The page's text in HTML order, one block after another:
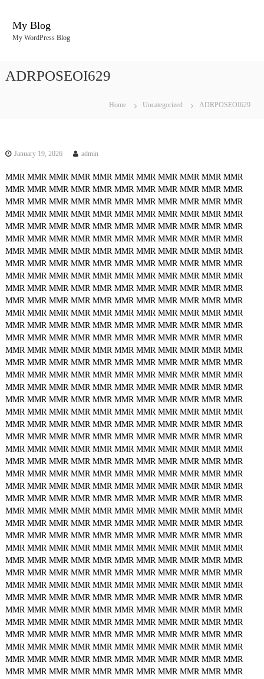
My Blog
My WordPress Blog
ADRPOSEOI629
Home Uncategorized ADRPOSEOI629
January 19, 2026 admin
MMR MMR MMR MMR MMR MMR MMR MMR MMR MMR MMR
MMR MMR MMR MMR MMR MMR MMR MMR MMR MMR MMR
MMR MMR MMR MMR MMR MMR MMR MMR MMR MMR MMR
MMR MMR MMR MMR MMR MMR MMR MMR MMR MMR MMR
MMR MMR MMR MMR MMR MMR MMR MMR MMR MMR MMR
MMR MMR MMR MMR MMR MMR MMR MMR MMR MMR MMR
MMR MMR MMR MMR MMR MMR MMR MMR MMR MMR MMR
MMR MMR MMR MMR MMR MMR MMR MMR MMR MMR MMR
MMR MMR MMR MMR MMR MMR MMR MMR MMR MMR MMR
MMR MMR MMR MMR MMR MMR MMR MMR MMR MMR MMR
MMR MMR MMR MMR MMR MMR MMR MMR MMR MMR MMR
MMR MMR MMR MMR MMR MMR MMR MMR MMR MMR MMR
MMR MMR MMR MMR MMR MMR MMR MMR MMR MMR MMR
MMR MMR MMR MMR MMR MMR MMR MMR MMR MMR MMR
MMR MMR MMR MMR MMR MMR MMR MMR MMR MMR MMR
MMR MMR MMR MMR MMR MMR MMR MMR MMR MMR MMR
MMR MMR MMR MMR MMR MMR MMR MMR MMR MMR MMR
MMR MMR MMR MMR MMR MMR MMR MMR MMR MMR MMR
MMR MMR MMR MMR MMR MMR MMR MMR MMR MMR MMR
MMR MMR MMR MMR MMR MMR MMR MMR MMR MMR MMR
MMR MMR MMR MMR MMR MMR MMR MMR MMR MMR MMR
MMR MMR MMR MMR MMR MMR MMR MMR MMR MMR MMR
MMR MMR MMR MMR MMR MMR MMR MMR MMR MMR MMR
MMR MMR MMR MMR MMR MMR MMR MMR MMR MMR MMR
MMR MMR MMR MMR MMR MMR MMR MMR MMR MMR MMR
MMR MMR MMR MMR MMR MMR MMR MMR MMR MMR MMR
MMR MMR MMR MMR MMR MMR MMR MMR MMR MMR MMR
MMR MMR MMR MMR MMR MMR MMR MMR MMR MMR MMR
MMR MMR MMR MMR MMR MMR MMR MMR MMR MMR MMR
MMR MMR MMR MMR MMR MMR MMR MMR MMR MMR MMR
MMR MMR MMR MMR MMR MMR MMR MMR MMR MMR MMR
MMR MMR MMR MMR MMR MMR MMR MMR MMR MMR MMR
MMR MMR MMR MMR MMR MMR MMR MMR MMR MMR MMR
MMR MMR MMR MMR MMR MMR MMR MMR MMR MMR MMR
MMR MMR MMR MMR MMR MMR MMR MMR MMR MMR MMR
MMR MMR MMR MMR MMR MMR MMR MMR MMR MMR MMR
MMR MMR MMR MMR MMR MMR MMR MMR MMR MMR MMR
MMR MMR MMR MMR MMR MMR MMR MMR MMR MMR MMR
MMR MMR MMR MMR MMR MMR MMR MMR MMR MMR MMR
MMR MMR MMR MMR MMR MMR MMR MMR MMR MMR MMR
MMR MMR MMR MMR MMR MMR MMR MMR MMR MMR MMR